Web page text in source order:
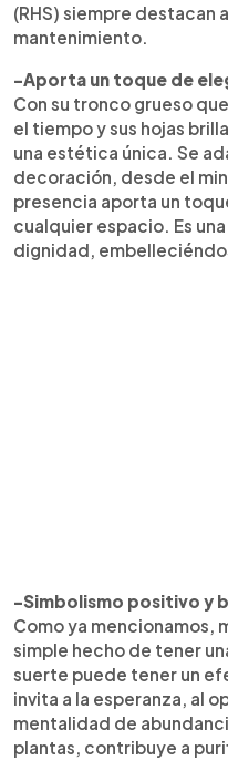
(RHS) siempre destacan
mantenimiento.
-Aporta un toque de
Con su tronco grueso
el tiempo y sus hojas
una estética única. Se
decoración, desde el
presencia aporta un
cualquier espacio. Es
dignidad,
-Simbolismo positivo y
Como ya mencionamos,
simple hecho de tener
suerte puede tener un
invita a la esperanza, al
mentalidad de
plantas, contribuye a